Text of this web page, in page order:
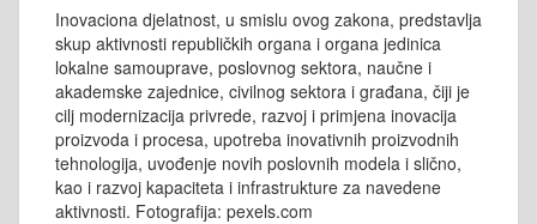
Inovaciona djelatnost, u smislu ovog zakona, predstavlja
skup aktivnosti republičkih organa i organa jedinica
lokalne samouprave, poslovnog sektora, naučne i
akademske zajednice, civilnog sektora i građana, čiji je
cilj modernizacija privrede, razvoj i primjena inovacija
proizvoda i procesa, upotreba inovativnih proizvodnih
tehnologija, uvođenje novih poslovnih modela i slično,
kao i razvoj kapaciteta i infrastrukture za navedene
aktivnosti. Fotografija: pexels.com